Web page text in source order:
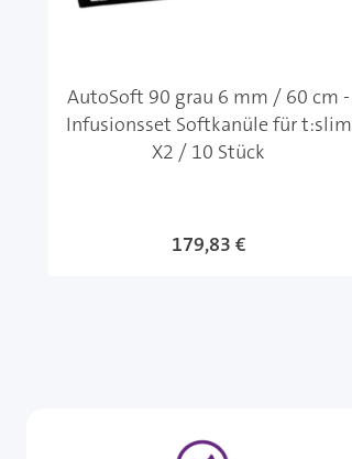
AutoSoft 90 grau 6 mm / 60 cm -
Infusionsset Softkanüle für t:slim
X2 / 10 Stück
179,83 €